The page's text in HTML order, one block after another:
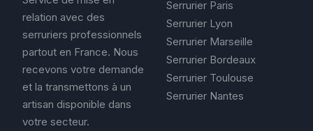
relation avec des
serruriers professionnels
partout en France. Nous
recevons votre demande
et la transmettons à un
artisan disponible dans
votre secteur.
Serrurier Paris
Serrurier Lyon
Serrurier Marseille
Serrurier Bordeaux
Serrurier Toulouse
Serrurier Nantes